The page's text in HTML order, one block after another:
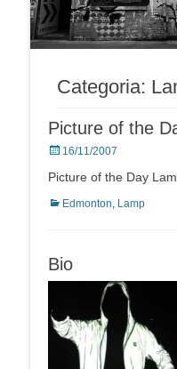
Categoria:
Picture of the
Posted
16/11/2007
Picture of the Day
Categorias:
Edmonton, Lamp
Bio